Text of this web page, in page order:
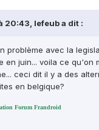
20:43, lefeub a dit :
problème avec la
en juin... voila ce qu'on
ceci dit il y a des
en belgique?
Forum Frandroid